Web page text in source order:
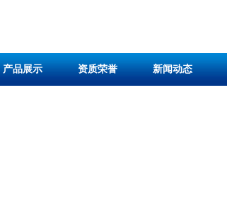
产品展示 资质荣誉 新闻动态